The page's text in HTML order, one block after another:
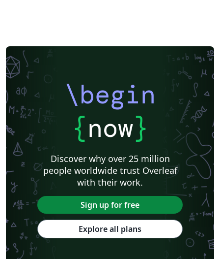
\begin
{now}
Discover why over 25 million
people worldwide trust Overleaf
with their work.
Sign up for free
Explore all plans